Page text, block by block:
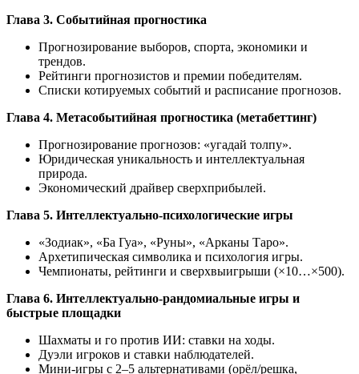
Глава 3. Событийная прогностика
Прогнозирование выборов, спорта, экономики и
трендов.
Рейтинги прогнозистов и премии победителям.
Списки котируемых событий и расписание прогнозов.
Глава 4. Метасобытийная прогностика (метабеттинг)
Прогнозирование прогнозов: «угадай толпу».
Юридическая уникальность и интеллектуальная
природа.
Экономический драйвер сверхприбылей.
Глава 5. Интеллектуально‑психологические игры
«Зодиак», «Ба Гуа», «Руны», «Арканы Таро».
Архетипическая символика и психология игры.
Чемпионаты, рейтинги и сверхвыигрыши (×10…×500).
Глава 6. Интеллектуально‑рандомиальные игры и
быстрые площадки
Шахматы и го против ИИ: ставки на ходы.
Дуэли игроков и ставки наблюдателей.
Мини‑игры с 2–5 альтернативами (орёл/решка,